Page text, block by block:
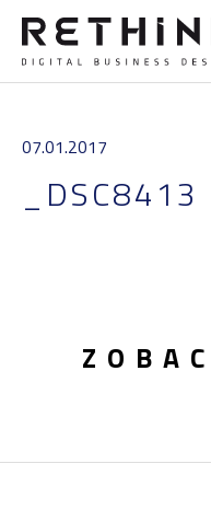
07.01.2017
_DSC8413